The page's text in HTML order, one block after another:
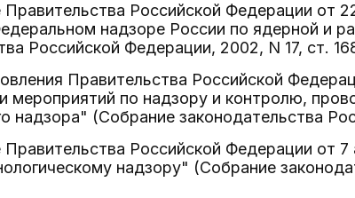
Правительства Российской Федерации от
надзоре России по ядерной и
Российской Федерации, 2002, N 17, ст.
Правительства Российской
мероприятий по надзору и контролю,
надзора" (Собрание законодательства
Правительства Российской Федерации от
надзору" (Собрание